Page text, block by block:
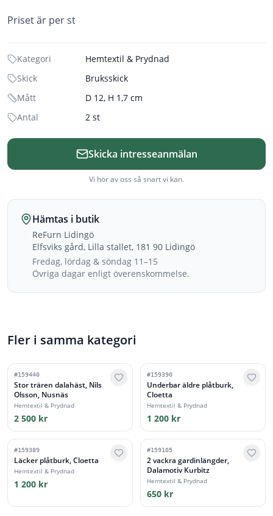
Priset är per st
Kategori
Hemtextil & Prydnad
Skick
Bruksskick
Mått
D 12, H 1,7 cm
Antal
2 st
Skicka intresseanmälan
Vi hör av oss så snart vi kan.
Hämtas i butik
ReFurn Lidingö
Elfsviks gård, Lilla stallet, 181 90 Lidingö
Fredag, lördag & söndag 11–15
Övriga dagar enligt överenskommelse.
Fler i samma kategori
#159440
Stor trären dalahäst, Nils
Olsson, Nusnäs
Hemtextil & Prydnad
2 500 kr
#159390
Underbar äldre plåtburk,
Cloetta
Hemtextil & Prydnad
1 200 kr
#159389
Läcker plåtburk, Cloetta
Hemtextil & Prydnad
1 200 kr
#159105
2 vackra gardinlängder,
Dalamotiv Kurbitz
Hemtextil & Prydnad
650 kr